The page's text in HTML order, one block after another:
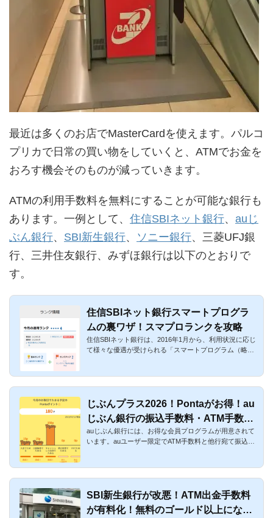
最近は多くのお店でMasterCardを使えます。パルコ
プリカで日常の買い物をしていくと、ATMでお金を
おろす機会そのものが減っていきます。
ATMの利用手数料を無料にすることが可能な銀行も
あります。一例として、 住信SBIネット銀行、 auじ
ぶん銀行、 SBI新生銀行、 ソニー銀行、三菱UFJ銀
行、三井住友銀行、みずほ銀行は以下のとおりで
す。
住信SBIネット銀行スマートプログラ
ムの裏ワザ！スマプロランクを攻略
住信SBIネット銀行は、2016年1月から、利用状況に応じ
て様々な優遇が受けられる「スマートプログラム（略称
じぶんプラス2026！Pontaがお得！au
じぶん銀行の振込手数料・ATM手数料
の無料方法
auじぶん銀行には、お得な会員プログラムが用意されて
います。auユーザー限定でATM手数料と他行宛て振込手
SBI新生銀行が改悪！ATM出金手数料
が有料化！無料のゴールド以上になる